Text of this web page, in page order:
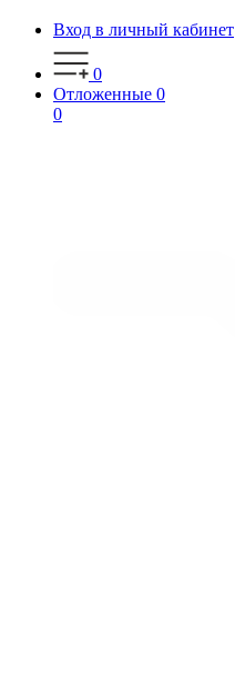
Вход в личный кабинет
0
Отложенные 0
0